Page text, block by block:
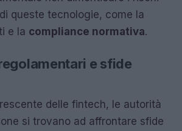
queste tecnologie, come la
e la compliance normativa.
e sfide
delle fintech, le autorità
si trovano ad affrontare sfide